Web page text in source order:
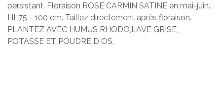
persistant. Floraison ROSE CARMIN SATINE en mai-juin.
Ht 75 - 100 cm. Taillez directement après floraison.
PLANTEZ AVEC HUMUS RHODO,LAVE GRISE,
POTASSE ET POUDRE D OS.